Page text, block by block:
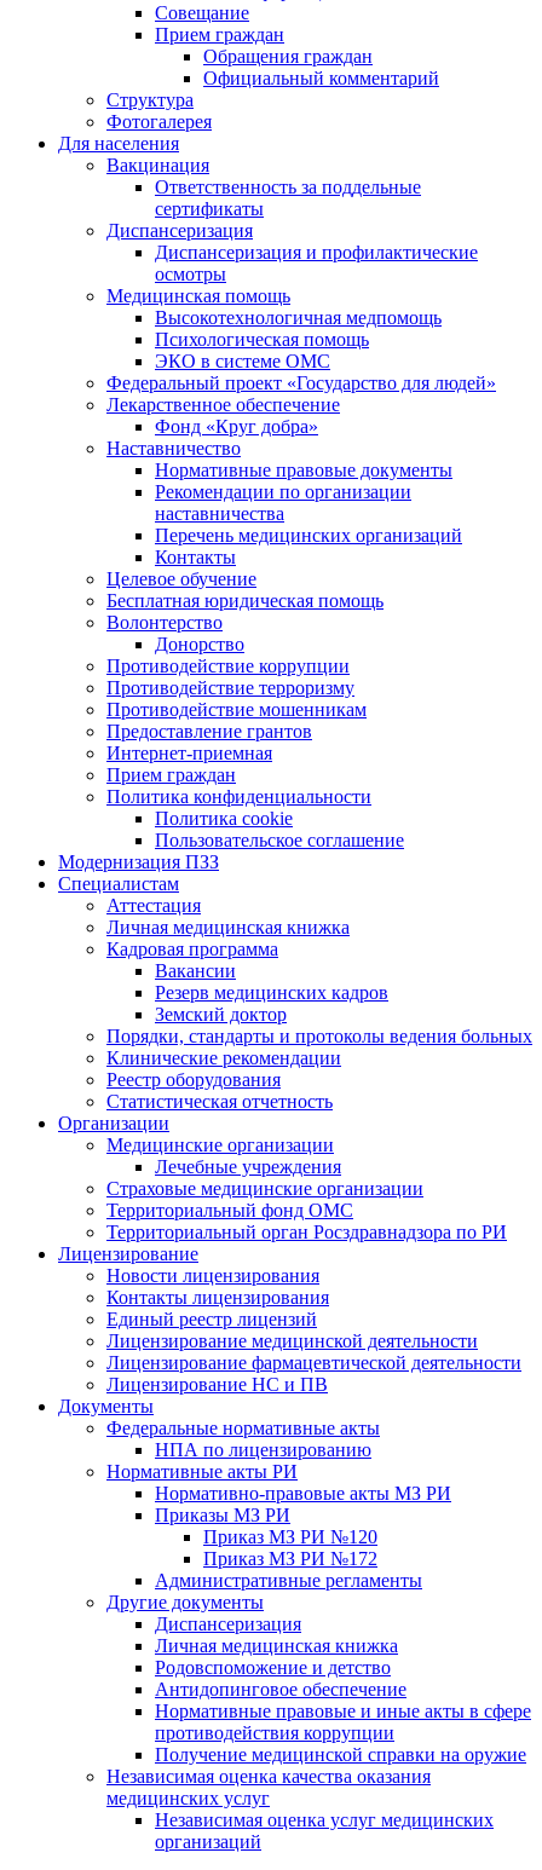
Совещание
Прием граждан
Обращения граждан
Официальный комментарий
Структура
Фотогалерея
Для населения
Вакцинация
Ответственность за поддельные
сертификаты
Диспансеризация
Диспансеризация и профилактические
осмотры
Медицинская помощь
Высокотехнологичная медпомощь
Психологическая помощь
ЭКО в системе ОМС
Федеральный проект «Государство для людей»
Лекарственное обеспечение
Фонд «Круг добра»
Наставничество
Нормативные правовые документы
Рекомендации по организации
наставничества
Перечень медицинских организаций
Контакты
Целевое обучение
Бесплатная юридическая помощь
Волонтерство
Донорство
Противодействие коррупции
Противодействие терроризму
Противодействие мошенникам
Предоставление грантов
Интернет-приемная
Прием граждан
Политика конфиденциальности
Политика cookie
Пользовательское соглашение
Модернизация ПЗЗ
Специалистам
Аттестация
Личная медицинская книжка
Кадровая программа
Вакансии
Резерв медицинских кадров
Земский доктор
Порядки, стандарты и протоколы ведения больных
Клинические рекомендации
Реестр оборудования
Статистическая отчетность
Организации
Медицинские организации
Лечебные учреждения
Страховые медицинские организации
Территориальный фонд ОМС
Территориальный орган Росздравнадзора по РИ
Лицензирование
Новости лицензирования
Контакты лицензирования
Единый реестр лицензий
Лицензирование медицинской деятельности
Лицензирование фармацевтической деятельности
Лицензирование НС и ПВ
Документы
Федеральные нормативные акты
НПА по лицензированию
Нормативные акты РИ
Нормативно-правовые акты МЗ РИ
Приказы МЗ РИ
Приказ МЗ РИ №120
Приказ МЗ РИ №172
Административные регламенты
Другие документы
Диспансеризация
Личная медицинская книжка
Родовспоможение и детство
Антидопинговое обеспечение
Нормативные правовые и иные акты в сфере
противодействия коррупции
Получение медицинской справки на оружие
Независимая оценка качества оказания
медицинских услуг
Независимая оценка услуг медицинскиx
организаций